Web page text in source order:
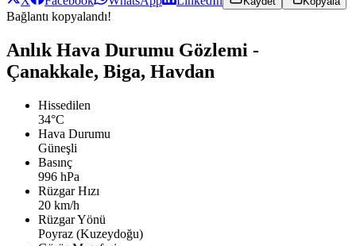
Bağlantı kopyalandı!
Anlık Hava Durumu Gözlemi -
Çanakkale, Biga, Havdan
Hissedilen
34°C
Hava Durumu
Güneşli
Basınç
996 hPa
Rüzgar Hızı
20 km/h
Rüzgar Yönü
Poyraz (Kuzeydoğu)